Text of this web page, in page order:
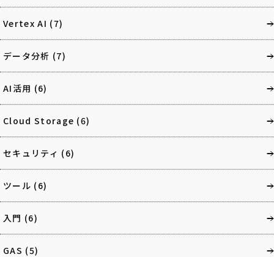
Vertex AI (7)
データ分析 (7)
AI活用 (6)
Cloud Storage (6)
セキュリティ (6)
ツール (6)
入門 (6)
GAS (5)